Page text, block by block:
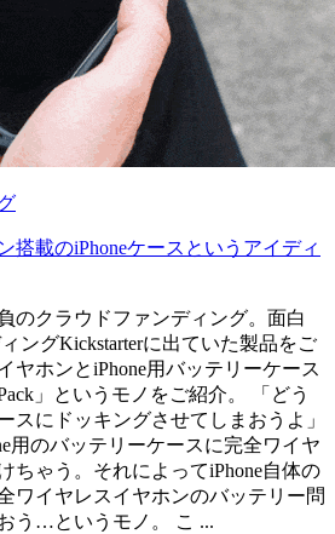
搭載のiPhoneケースというアイディ
のクラウドファンディング。面白
ングKickstarterに出ていた製品をご
ヤホンとiPhone用バッテリーケース
」というモノをご紹介。 「どう
スにドッキングさせてしまおうよ」
用のバッテリーケースに完全ワイヤ
ちゃう。それによってiPhone自体の
ワイヤレスイヤホンのバッテリー問
う…というモノ。 こ ...